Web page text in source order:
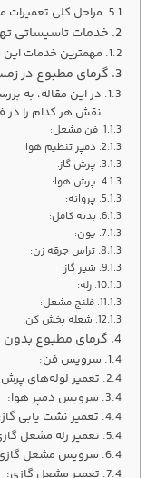
مراحل کلی
خدمات تاسیساتی
مهمترین خدمات این
گرمای مطبوع در
در این مقاله، به
نقش هر کدام را در
فن مشعل:
دمپر تنظیم هوا:
پرش گاز:
پرش هوا:
پروانه:
بدنه کامل:
یون:
تراس جرقه زن:
شیر گاز:
رله:
فلنج مشعل:
شعله پخش کن:
گرمای مطبوع
سرویس فن:
تعمیر لوله‌های پرش
سرویس دمپر هوا:
تعمیر نشت یابی گاز:
تعمیر رله مشعل
سرویس مشعل
تعمیر مشعل گازی: